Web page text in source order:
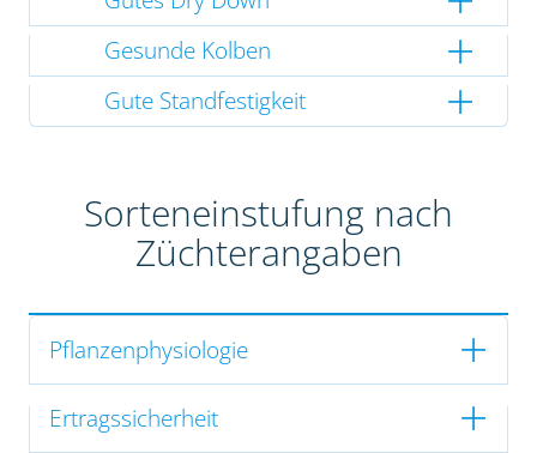
Gesunde Kolben
Gute Standfestigkeit
Sorteneinstufung nach
Züchterangaben
Pflanzenphysiologie
Ertragssicherheit